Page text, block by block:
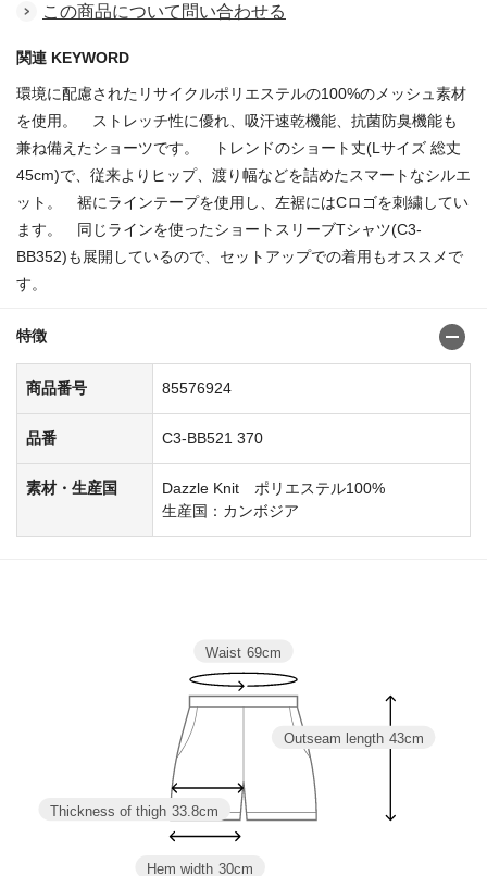
この商品について問い合わせる
関連 KEYWORD
環境に配慮されたリサイクルポリエステルの100%のメッシュ素材
を使用。 ストレッチ性に優れ、吸汗速乾機能、抗菌防臭機能も
兼ね備えたショーツです。 トレンドのショート丈(Lサイズ 総丈
45cm)で、従来よりヒップ、渡り幅などを詰めたスマートなシルエ
ット。 裾にラインテープを使用し、左裾にはCロゴを刺繍してい
ます。 同じラインを使ったショートスリーブTシャツ(C3-
BB352)も展開しているので、セットアップでの着用もオススメで
す。
特徴
商品番号 85576924
品番 C3-BB521 370
素材・生産国
Dazzle Knit ポリエステル100%
生産国：カンボジア
Outseam length 43cm
Hem width 30cm
Thickness of thigh 33.8cm
Waist 69cm